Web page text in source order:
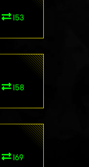
I53
I58
I69